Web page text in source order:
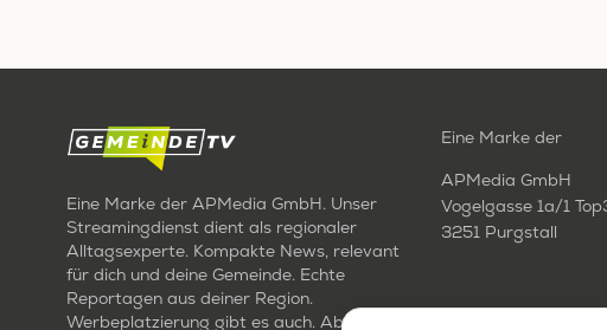
Eine Marke der APMedia GmbH. Unser
Streamingdienst dient als regionaler
Alltagsexperte. Kompakte News, relevant
für dich und deine Gemeinde. Echte
Reportagen aus deiner Region.
Werbeplatzierung gibt es auch. Aber nur
Eine Marke der
APMedia GmbH
Vogelgasse 1a/1
3251 Purgstall